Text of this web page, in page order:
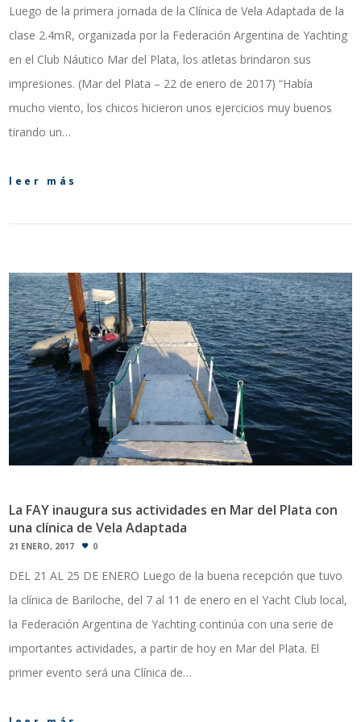
Luego de la primera jornada de la Clínica de Vela Adaptada de la
clase 2.4mR, organizada por la Federación Argentina de Yachting
en el Club Náutico Mar del Plata, los atletas brindaron sus
impresiones. (Mar del Plata – 22 de enero de 2017) “Había
mucho viento, los chicos hicieron unos ejercicios muy buenos
tirando un…
leer más
La FAY inaugura sus actividades en Mar del Plata con
una clínica de Vela Adaptada
21 ENERO, 2017 0
DEL 21 AL 25 DE ENERO Luego de la buena recepción que tuvo
la clínica de Bariloche, del 7 al 11 de enero en el Yacht Club local,
la Federación Argentina de Yachting continúa con una serie de
importantes actividades, a partir de hoy en Mar del Plata. El
primer evento será una Clínica de…